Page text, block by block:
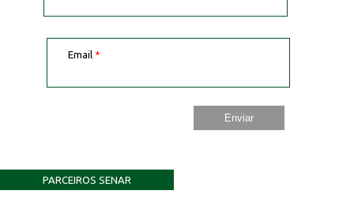
Email *
PARCEIROS SENAR